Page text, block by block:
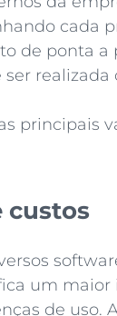
cada
de ponta a
ser
principais
custos
um
de uso.